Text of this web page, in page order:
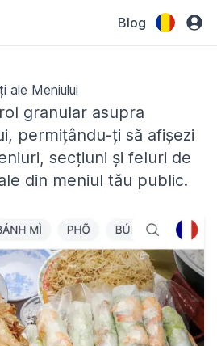
Blog
ale Meniului
granular asupra
permițându-ți să afișezi
secțiuni și feluri de
din meniul tău public.